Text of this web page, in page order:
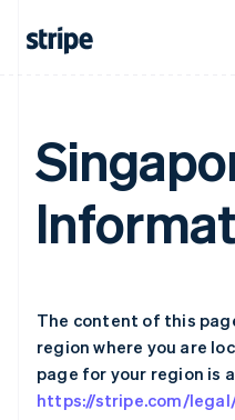
The content of this
region where you are
page for your region is
https://stripe.com/
Espagne
Español
English
Finlande
EnglishSvenska
France
Français English
English
Hongrie
English
English